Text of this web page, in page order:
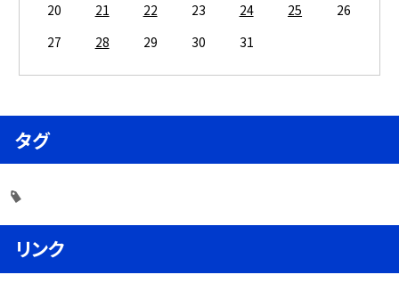
20
21 22 23 24 25
26
27
28 29 30 31
タグ
リンク